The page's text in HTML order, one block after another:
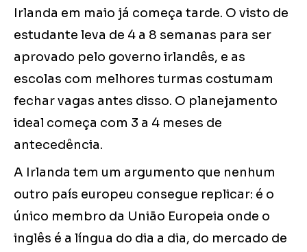
Irlanda em maio já começa tarde. O visto de
estudante leva de 4 a 8 semanas para ser
aprovado pelo governo irlandês, e as
escolas com melhores turmas costumam
fechar vagas antes disso. O planejamento
ideal começa com 3 a 4 meses de
antecedência.
A Irlanda tem um argumento que nenhum
outro país europeu consegue replicar: é o
único membro da União Europeia onde o
inglês é a língua do dia a dia, do mercado de